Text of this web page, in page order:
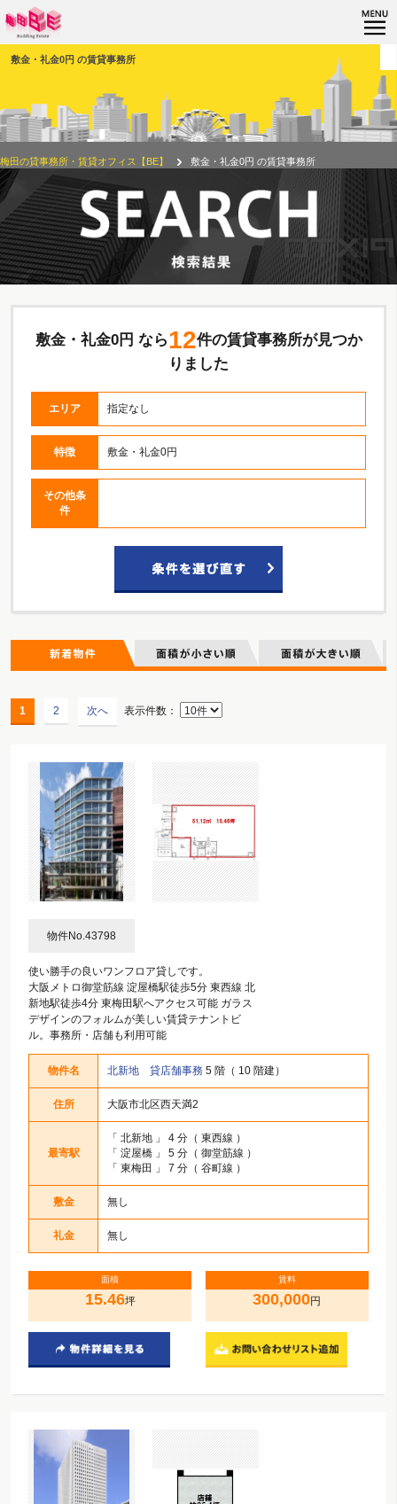
敷金・礼金0円 の賃貸事務所
梅田の貸事務所・賃貸オフィス【BE】 敷金・礼金0円 の賃貸事務所
敷金・礼金0円 なら12件の賃貸事務所が見つか
りました
エリア 指定なし
特徴 敷金・礼金0円
その他条
件
1 2 次へ 表示件数：
物件No.43798
使い勝手の良いワンフロア貸しです。
大阪メトロ御堂筋線 淀屋橋駅徒歩5分 東西線 北
新地駅徒歩4分 東梅田駅へアクセス可能 ガラス
デザインのフォルムが美しい賃貸テナントビ
ル。事務所・店舗も利用可能
物件名 北新地 貸店舗事務 5 階（ 10 階建）
住所 大阪市北区西天満2
最寄駅
「 北新地 」 4 分（ 東西線 ）
「 淀屋橋 」 5 分（ 御堂筋線 ）
「 東梅田 」 7 分（ 谷町線 ）
敷金 無し
礼金 無し
面積
15.46坪
賃料
300,000円